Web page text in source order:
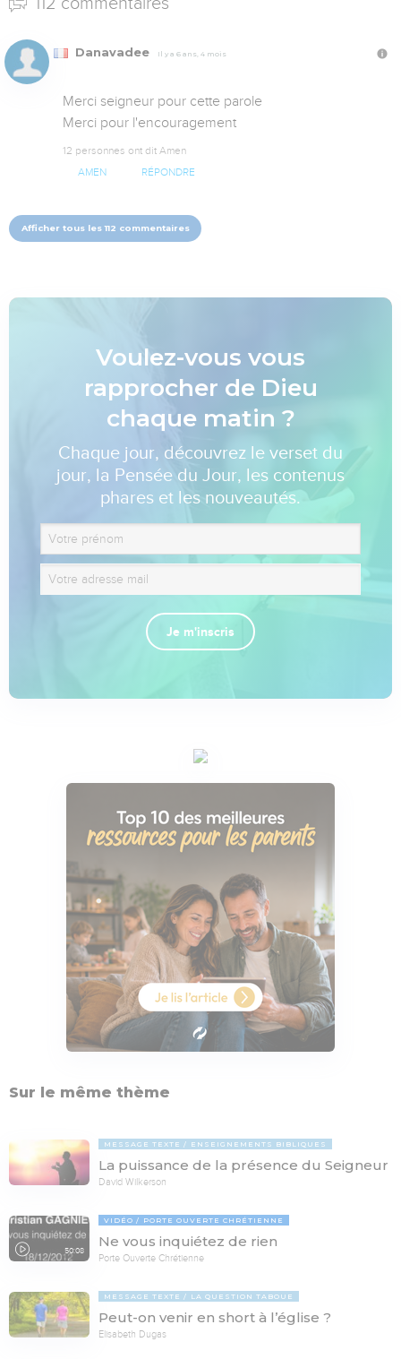
Danavadee Il y a 6 ans, 4 mois
Merci seigneur pour cette parole
Merci pour l'encouragement
12 personnes ont dit Amen
AMEN RÉPONDRE
Afficher tous les 112 commentaires
Voulez-vous vous
rapprocher de Dieu
chaque matin ?
Chaque jour, découvrez le verset du
jour, la Pensée du Jour, les contenus
phares et les nouveautés.
Je m'inscris
Sur le même thème
MESSAGE TEXTE ENSEIGNEMENTS BIBLIQUES
La puissance de la présence du Seigneur
David Wilkerson
50:08
VIDÉO PORTE OUVERTE CHRÉTIENNE
Ne vous inquiétez de rien
Porte Ouverte Chrétienne
MESSAGE TEXTE LA QUESTION TABOUE
Peut-on venir en short à l’église ?
Elisabeth Dugas